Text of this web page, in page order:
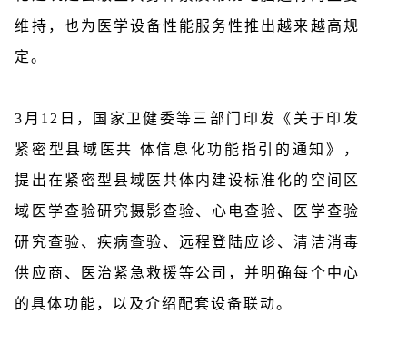
维持，也为医学设备性能服务性推出越来越高规
定。
3月12日，国家卫健委等三部门印发《关于印发
紧密型县域医共 体信息化功能指引的通知》，
提出在紧密型县域医共体内建设标准化的空间区
域医学查验研究摄影查验、心电查验、医学查验
研究查验、疾病查验、远程登陆应诊、清洁消毒
供应商、医治紧急救援等公司，并明确每个中心
的具体功能，以及介绍配套设备联动。